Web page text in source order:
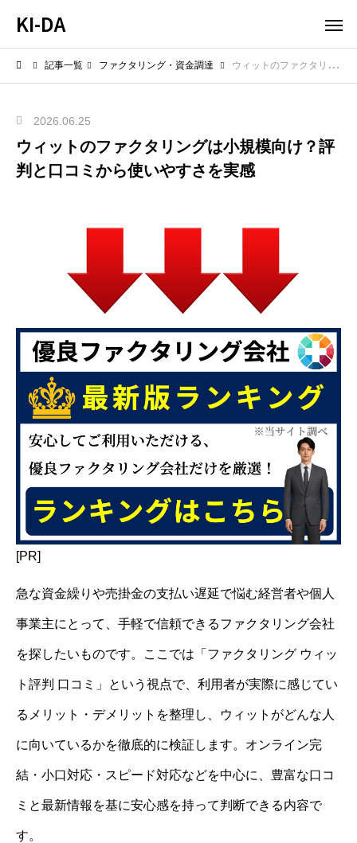
KI-DA
記事一覧 ファクタリング・資金調達 ウィットのファクタリングは小規模向け？評判と口コミから使いやすさを実感
2026.06.25
ウィットのファクタリングは小規模向け？評
判と口コミから使いやすさを実感
[PR]
急な資金繰りや売掛金の支払い遅延で悩む経営者や個人
事業主にとって、手軽で信頼できるファクタリング会社
を探したいものです。ここでは「ファクタリング ウィッ
ト評判 口コミ」という視点で、利用者が実際に感じてい
るメリット・デメリットを整理し、ウィットがどんな人
に向いているかを徹底的に検証します。オンライン完
結・小口対応・スピード対応などを中心に、豊富な口コ
ミと最新情報を基に安心感を持って判断できる内容で
す。